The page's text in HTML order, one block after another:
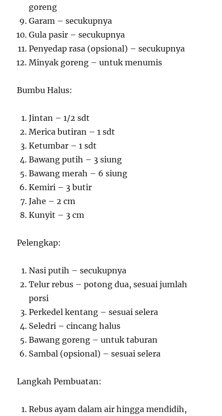
goreng
Garam – secukupnya
Gula pasir – secukupnya
Penyedap rasa (opsional) – secukupnya
Minyak goreng – untuk menumis
Bumbu Halus:
Jintan – 1/2 sdt
Merica butiran – 1 sdt
Ketumbar – 1 sdt
Bawang putih – 3 siung
Bawang merah – 6 siung
Kemiri – 3 butir
Jahe – 2 cm
Kunyit – 3 cm
Pelengkap:
Nasi putih – secukupnya
Telur rebus – potong dua, sesuai jumlah
porsi
Perkedel kentang – sesuai selera
Seledri – cincang halus
Bawang goreng – untuk taburan
Sambal (opsional) – sesuai selera
Langkah Pembuatan:
Rebus ayam dalam air hingga mendidih,